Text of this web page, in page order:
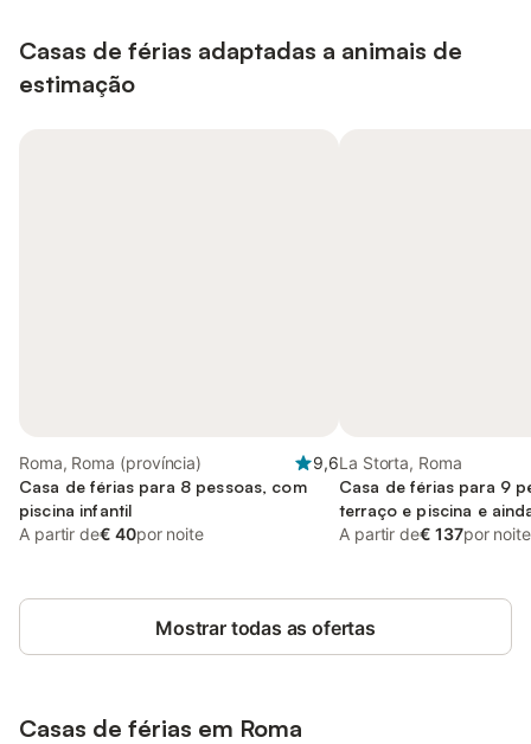
Casas de férias adaptadas a animais de
estimação
Roma, Roma (província)
9,6
Casa de férias para 8 pessoas, com
piscina infantil
A partir de€ 40por noite
La Storta, Roma
Casa de férias para 9
terraço e piscina e
A partir de€ 137por noite
Mostrar todas as ofertas
Casas de férias em Roma